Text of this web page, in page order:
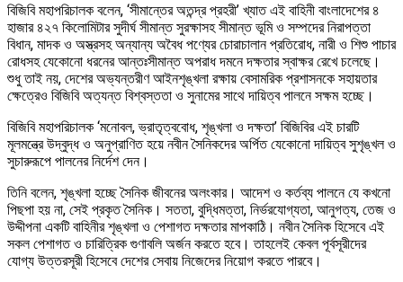
বিজিবি মহাপরিচালক বলেন, ‘সীমান্তের অতন্দ্র প্রহরী’ খ্যাত এই বাহিনী বাংলাদেশের ৪
হাজার ৪২৭ কিলোমিটার সুদীর্ঘ সীমান্ত সুরক্ষাসহ সীমান্ত ভূমি ও সম্পদের নিরাপত্তা
বিধান, মাদক ও অস্ত্রসহ অন্যান্য অবৈধ পণ্যের চোরাচালান প্রতিরোধ, নারী ও শিশু পাচার
রোধসহ যেকোনো ধরনের আন্তঃসীমান্ত অপরাধ দমনে দক্ষতার স্বাক্ষর রেখে চলেছে।
শুধু তাই নয়, দেশের অভ্যন্তরীণ আইনশৃঙ্খলা রক্ষায় বেসামরিক প্রশাসনকে সহায়তার
ক্ষেত্রেও বিজিবি অত্যন্ত বিশ্বস্ততা ও সুনামের সাথে দায়িত্ব পালনে সক্ষম হচ্ছে।
বিজিবি মহাপরিচালক ‘মনোবল, ভ্রাতৃত্ববোধ, শৃঙ্খলা ও দক্ষতা’ বিজিবির এই চারটি
মূলমন্ত্রে উদ্বুদ্ধ ও অনুপ্রাণিত হয়ে নবীন সৈনিকদের অর্পিত যেকোনো দায়িত্ব সুশৃঙ্খল ও
সুচারুরূপে পালনের নির্দেশ দেন।
তিনি বলেন, শৃঙ্খলা হচ্ছে সৈনিক জীবনের অলংকার। আদেশ ও কর্তব্য পালনে যে কখনো
পিছপা হয় না, সেই প্রকৃত সৈনিক। সততা, বুদ্ধিমত্তা, নির্ভরযোগ্যতা, আনুগত্য, তেজ ও
উদ্দীপনা একটি বাহিনীর শৃঙ্খলা ও পেশাগত দক্ষতার মাপকাঠি। নবীন সৈনিক হিসেবে এই
সকল পেশাগত ও চারিত্রিক গুণাবলি অর্জন করতে হবে। তাহলেই কেবল পূর্বসূরীদের
যোগ্য উত্তরসূরী হিসেবে দেশের সেবায় নিজেদের নিয়োগ করতে পারবে।